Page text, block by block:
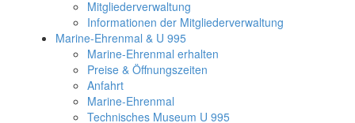
Mitgliederverwaltung
Informationen der Mitgliederverwaltung
Marine-Ehrenmal & U 995
Marine-Ehrenmal erhalten
Preise & Öffnungszeiten
Anfahrt
Marine-Ehrenmal
Technisches Museum U 995